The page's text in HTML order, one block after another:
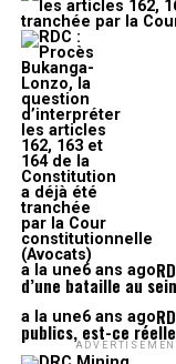
a la une6 ans ago
d’une bataille au
a la une6 ans ago
publics, est-ce